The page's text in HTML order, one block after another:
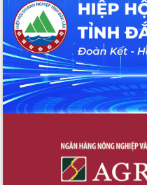
Đắk Lắk”
Tăng cường giám sát, đôn đốc thực
hiện nhiệm vụ quản lý tài sản công
hàng tuần
Tháo gỡ những vướng mắc, đẩy mạnh
công tác cải cách thủ tục hành chính
tại Trung tâm Phục vụ hành chính
công tỉnh
thi Sáng tạo Kỹ thuật 2024 - 2025
Đắk Lắk rà soát, điều chỉnh Đề án 190
về phát triển nuôi trồng thủy sản